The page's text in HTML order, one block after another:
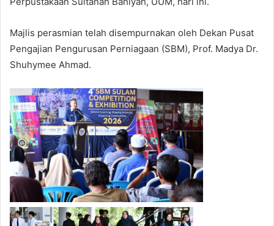
Majlis perasmian telah disempurnakan oleh Dekan Pusat
Pengajian Pengurusan Perniagaan (SBM), Prof. Madya Dr.
Shuhymee Ahmad.